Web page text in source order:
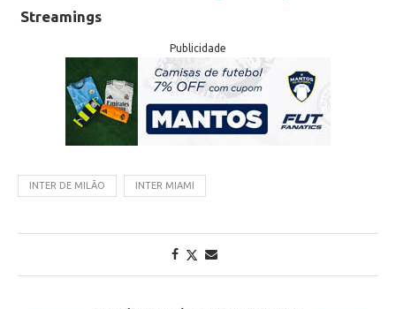
Streamings
Publicidade
INTER DE MILÃO INTER MIAMI